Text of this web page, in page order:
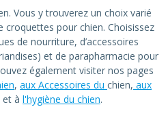
Vous y trouverez un choix varié
croquettes pour chien. Choisissez
de nourriture, d’accessoires
et de parapharmacie pour
également visiter nos pages
, aux Accessoires du chien, aux
et à l'hygiène du chien.